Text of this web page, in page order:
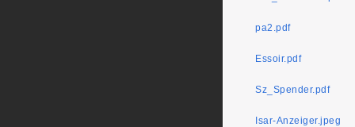
pa2.pdf
Essoir.pdf
Sz_Spender.pdf
Isar-Anzeiger.jpeg